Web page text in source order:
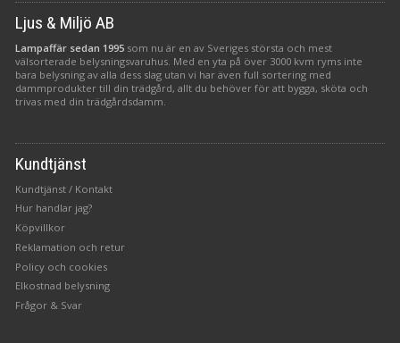
Ljus & Miljö AB
Lampaffär sedan 1995 som nu är en av Sveriges största och mest
välsorterade belysningsvaruhus. Med en yta på över 3000 kvm ryms inte
bara belysning av alla dess slag utan vi har även full sortering med
dammprodukter till din trädgård, allt du behöver för att bygga, sköta och
trivas med din trädgårdsdamm.
Kundtjänst
Kundtjänst / Kontakt
Hur handlar jag?
Köpvillkor
Reklamation och retur
Policy och cookies
Elkostnad belysning
Frågor & Svar